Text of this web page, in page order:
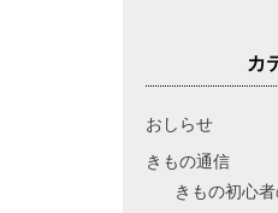
カ
おしらせ
きもの通信
きもの初心